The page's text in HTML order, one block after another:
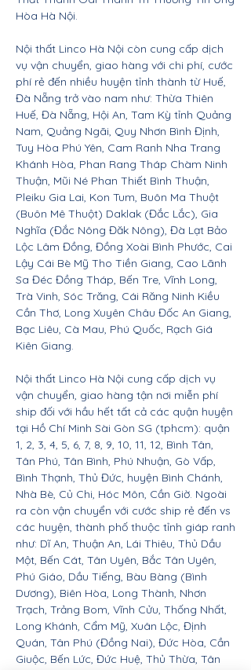
Hòa Hà Nội.
Nội thất Linco Hà Nội còn cung cấp dịch
vụ vận chuyển, giao hàng với chi phí, cước
phí rẻ đến nhiều huyện tỉnh thành từ Huế,
Đà Nẵng trở vào nam như: Thừa Thiên
Huế, Đà Nẵng, Hội An, Tam Kỳ tỉnh Quảng
Nam, Quảng Ngãi, Quy Nhơn Bình Định,
Tuy Hòa Phú Yên, Cam Ranh Nha Trang
Khánh Hòa, Phan Rang Tháp Chàm Ninh
Thuận, Mũi Né Phan Thiết Bình Thuận,
Pleiku Gia Lai, Kon Tum, Buôn Ma Thuột
(Buôn Mê Thuột) Daklak (Đắc Lắc), Gia
Nghĩa (Đắc Nông Đăk Nông), Đà Lạt Bảo
Lộc Lâm Đồng, Đồng Xoài Bình Phước, Cai
Lậy Cái Bè Mỹ Tho Tiền Giang, Cao Lãnh
Sa Đéc Đồng Tháp, Bến Tre, Vĩnh Long,
Trà Vinh, Sóc Trăng, Cái Răng Ninh Kiều
Cần Thơ, Long Xuyên Châu Đốc An Giang,
Bạc Liêu, Cà Mau, Phú Quốc, Rạch Giá
Kiên Giang.
Nội thất Linco Hà Nội cung cấp dịch vụ
vận chuyển, giao hàng tận nơi miễn phí
ship đối với hầu hết tất cả các quận huyện
tại Hồ Chí Minh Sài Gòn SG (tphcm): quận
1, 2, 3, 4, 5, 6, 7, 8, 9, 10, 11, 12, Bình Tân,
Tân Phú, Tân Bình, Phú Nhuận, Gò Vấp,
Bình Thạnh, Thủ Đức, huyện Bình Chánh,
Nhà Bè, Củ Chi, Hóc Môn, Cần Giờ. Ngoài
ra còn vận chuyển với cước ship rẻ đến vs
các huyện, thành phố thuộc tỉnh giáp ranh
như: Dĩ An, Thuận An, Lái Thiêu, Thủ Dầu
Một, Bến Cát, Tân Uyên, Bắc Tân Uyên,
Phú Giáo, Dầu Tiếng, Bàu Bàng (Bình
Dương), Biên Hòa, Long Thành, Nhơn
Trạch, Trảng Bom, Vĩnh Cửu, Thống Nhất,
Long Khánh, Cẩm Mỹ, Xuân Lộc, Định
Quán, Tân Phú (Đồng Nai), Đức Hòa, Cần
Giuộc, Bến Lức, Đức Huệ, Thủ Thừa, Tân